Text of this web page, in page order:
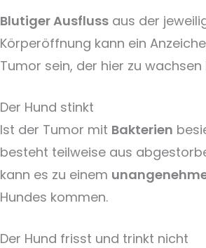
Blutiger Ausfluss aus der
Körperöffnung kann ein
Tumor sein, der hier zu wachsen
Der Hund stinkt
Ist der Tumor mit Bakterien
besteht teilweise aus
kann es zu einem
Hundes kommen.
Der Hund frisst und trinkt nicht